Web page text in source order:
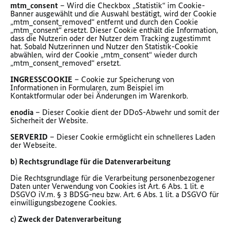
mtm_consent – Wird die Checkbox „Statistik“ im Cookie-
Banner ausgewählt und die Auswahl bestätigt, wird der Cookie
„mtm_consent_removed“ entfernt und durch den Cookie
„mtm_consent“ ersetzt. Dieser Cookie enthält die Information,
dass die Nutzerin oder der Nutzer dem Tracking zugestimmt
hat. Sobald Nutzerinnen und Nutzer den Statistik-Cookie
abwählen, wird der Cookie „mtm_consent“ wieder durch
„mtm_consent_removed“ ersetzt.
INGRESSCOOKIE – Cookie zur Speicherung von
Informationen in Formularen, zum Beispiel im
Kontaktformular oder bei Änderungen im Warenkorb.
enodia – Dieser Cookie dient der DDoS-Abwehr und somit der
Sicherheit der Website.
SERVERID – Dieser Cookie ermöglicht ein schnelleres Laden
der Webseite.
b) Rechtsgrundlage für die Datenverarbeitung
Die Rechtsgrundlage für die Verarbeitung personenbezogener
Daten unter Verwendung von Cookies ist Art. 6 Abs. 1 lit. e
DSGVO iV.m. § 3 BDSG-neu bzw. Art. 6 Abs. 1 lit. a DSGVO für
einwilligungsbezogene Cookies.
c) Zweck der Datenverarbeitung